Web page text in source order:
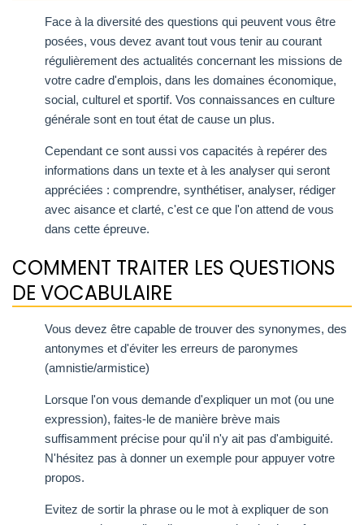
Face à la diversité des questions qui peuvent vous être
posées, vous devez avant tout vous tenir au courant
régulièrement des actualités concernant les missions de
votre cadre d'emplois, dans les domaines économique,
social, culturel et sportif. Vos connaissances en culture
générale sont en tout état de cause un plus.
Cependant ce sont aussi vos capacités à repérer des
informations dans un texte et à les analyser qui seront
appréciées : comprendre, synthétiser, analyser, rédiger
avec aisance et clarté, c'est ce que l'on attend de vous
dans cette épreuve.
COMMENT TRAITER LES QUESTIONS
DE VOCABULAIRE
Vous devez être capable de trouver des synonymes, des
antonymes et d'éviter les erreurs de paronymes
(amnistie/armistice)
Lorsque l'on vous demande d'expliquer un mot (ou une
expression), faites-le de manière brève mais
suffisamment précise pour qu'il n'y ait pas d'ambiguité.
N'hésitez pas à donner un exemple pour appuyer votre
propos.
Evitez de sortir la phrase ou le mot à expliquer de son